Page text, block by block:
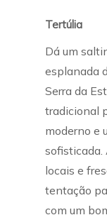
Tertúlia
Dá um
esplanada
Serra da
tradicional
moderno e
sofisticada.
locais e
tentação
com um